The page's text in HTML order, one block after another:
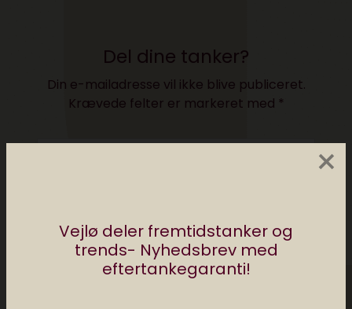
Vejlø deler fremtidstanker og
trends- Nyhedsbrev med
eftertankegaranti!
×
Del dine tanker?
Din e-mailadresse vil ikke blive publiceret.
Krævede felter er markeret med *